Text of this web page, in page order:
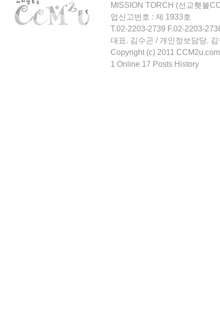
MISSION TORCH (선교횃불
업신고번호 : 제 1933호
T.02-2203-2739 F.02-2203-
대표. 김수곤 / 개인정보담당.
Copyright (c) 2011
1 Online 17 Posts History